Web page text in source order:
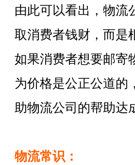
由此可以看出，物流
取消费者钱财，而是
如果消费者想要邮寄
为价格是公正公道的
助物流公司的帮助达
物流常识：